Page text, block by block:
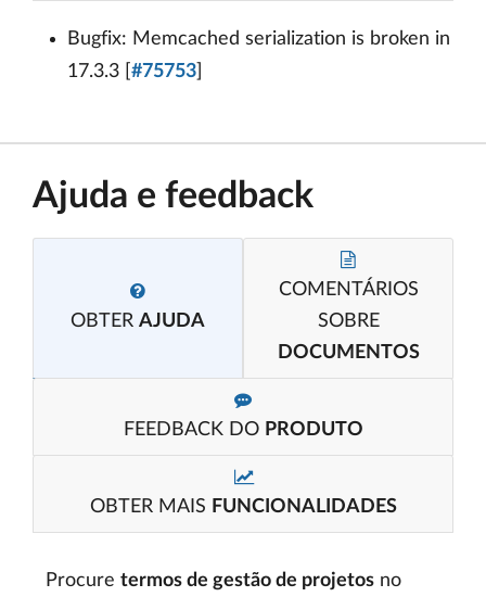
Bugfix: Memcached serialization is broken in
17.3.3 [ #75753
Ajuda e feedback
OBTER AJUDA
COMENTÁRIOS
SOBRE
DOCUMENTOS
FEEDBACK DO PRODUTO
OBTER MAIS FUNCIONALIDADES
Procure termos de gestão de projetos no